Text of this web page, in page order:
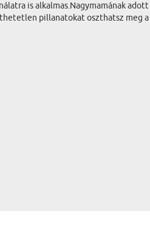
is alkalmas.Nagymamának
pillanatokat oszthatsz meg